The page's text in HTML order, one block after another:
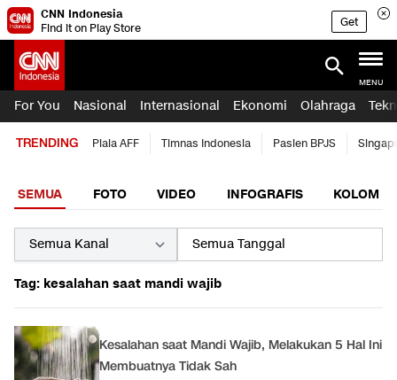
CNN Indonesia
Find it on Play Store
Get
MENU
For You Nasional Internasional Ekonomi Olahraga
TRENDING Piala AFF Timnas Indonesia Pasien BPJS
SEMUA FOTO VIDEO INFOGRAFIS KOLOM
Tag: kesalahan saat mandi wajib
Kesalahan saat Mandi Wajib, Melakukan 5 Hal Ini
Membuatnya Tidak Sah